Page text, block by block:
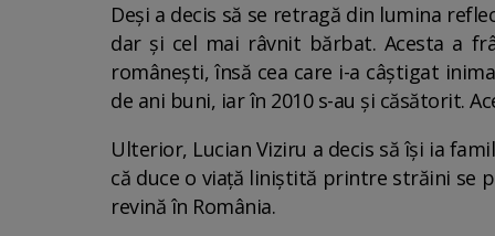
Deși a decis să se retragă din lumina
dar și cel mai râvnit bărbat. Acesta a
românești, însă cea care i-a câștigat
de ani buni, iar în 2010 s-au și căsătorit.
Ulterior, Lucian Viziru a decis să își ia
că duce o viață liniștită printre străini se
revină în România.